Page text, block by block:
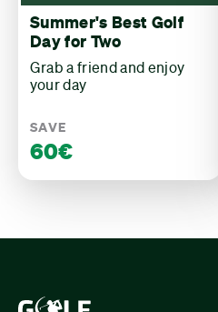
Summer's Best Golf
Day for Two
Grab a friend and enjoy
your day
SAVE
60€